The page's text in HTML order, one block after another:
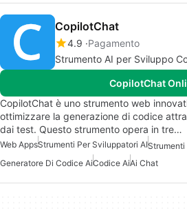
CopilotChat
4.9 Pagamento
Strumento AI per Sviluppo
CopilotChat
CopilotChat è uno strumento web
ottimizzare la generazione di codice
dai test. Questo strumento opera in tre…
Web AppsStrumenti Per Sviluppatori AI
Generatore Di Codice AiCodice AiAi Chat